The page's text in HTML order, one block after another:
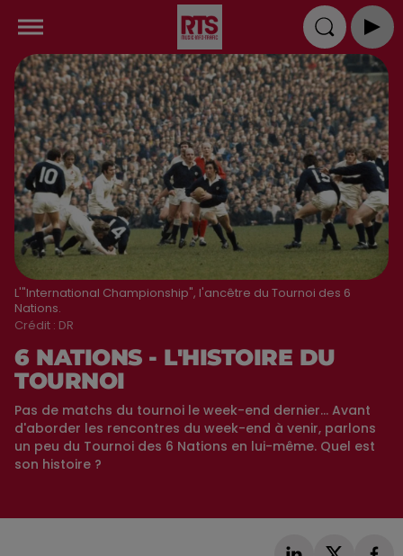
L'"International Championship", l'ancêtre du Tournoi des 6
Nations.
Crédit : DR
6 NATIONS - L'HISTOIRE DU
TOURNOI
Pas de matchs du tournoi le week-end dernier... Avant
d'aborder les rencontres du week-end à venir, parlons
un peu du Tournoi des 6 Nations en lui-même. Quel est
son histoire ?